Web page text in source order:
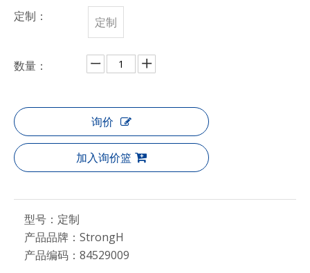
定制：
定制
数量：
询价
加入询价篮
型号： 定制
产品品牌： StrongH
产品编码： 84529009